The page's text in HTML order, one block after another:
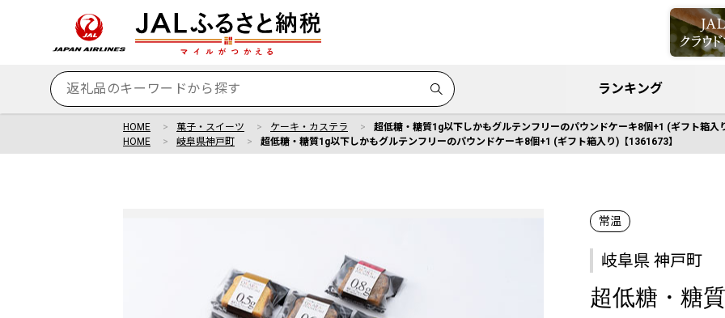
ランキング
HOME 菓子・スイーツ ケーキ・カステラ
超低糖・糖質1g以下しかもグルテンフリーのパウンドケーキ8個+1 (ギフト箱入
HOME
岐阜県神戸町 超低糖・糖質1g以下しかもグルテンフリーのパウンドケーキ8個+1 (ギフト箱入り)【1361673】
常温
岐阜県 神戸町
超低糖・糖